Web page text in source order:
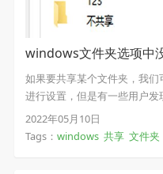
windows文件夹选项中
如果要共享某个文件夹，我
进行设置，但是有一些用户发
2022年05月10日
Tags： windows 共享 文件夹